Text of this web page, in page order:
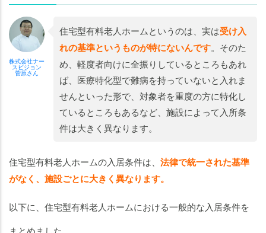
株式会社ナー
スビジョン
菅原さん
住宅型有料老人ホームというのは、実は受け入
れの基準というものが特にないんです。そのた
め、軽度者向けに全振りしているところもあれ
ば、医療特化型で難病を持っていないと入れま
せんといった形で、対象者を重度の方に特化し
ているところもあるなど、施設によって入所条
件は大きく異なります。
住宅型有料老人ホームの入居条件は、 法律で統一された基準
がなく、施設ごとに大きく異なります。
以下に、住宅型有料老人ホームにおける一般的な入居条件を
まとめました。